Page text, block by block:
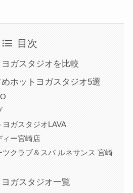
目次
ガスタジオを比較
ホットヨガスタジオ5選
ガスタジオLAVA
ィー宮崎店
ツクラブ＆スパ ルネサンス 宮崎
ガスタジオ一覧